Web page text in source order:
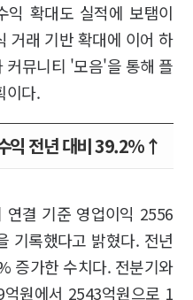
익 확대도 실적에 보탬이
거래 기반 확대에 이어 하
커뮤니티 '모음'을 통해 플
이다.
익 전년 대비 39.2%↑
연결 기준 영업이익 2556
기록했다고 밝혔다. 전년
증가한 수치다. 전분기와
원에서 2543억원으로 1